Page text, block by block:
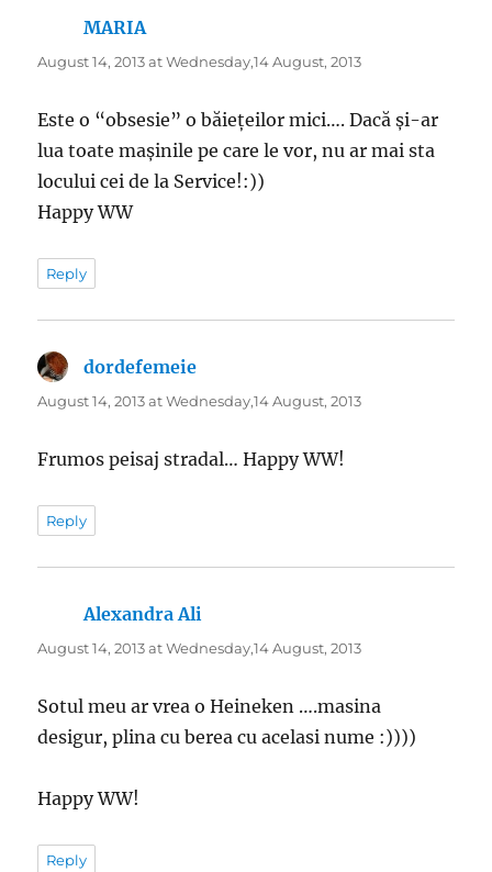
MARIA
August 14, 2013 at Wednesday,14 August, 2013
Este o “obsesie” o băiețeilor mici…. Dacă și-ar
lua toate mașinile pe care le vor, nu ar mai sta
locului cei de la Service!:))
Happy WW
Reply
dordefemeie
August 14, 2013 at Wednesday,14 August, 2013
Frumos peisaj stradal… Happy WW!
Reply
Alexandra Ali
August 14, 2013 at Wednesday,14 August, 2013
Sotul meu ar vrea o Heineken ….masina
desigur, plina cu berea cu acelasi nume :))))
Happy WW!
Reply